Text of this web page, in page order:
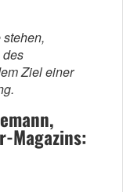
des
Ziel einer
Magazins: